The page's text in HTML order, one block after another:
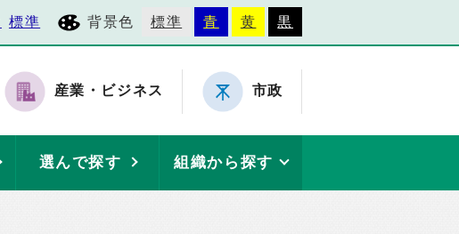
標準 背景色 標準 青 黄 黒
産業・ビジネス 市政
選んで探す 組織から探す